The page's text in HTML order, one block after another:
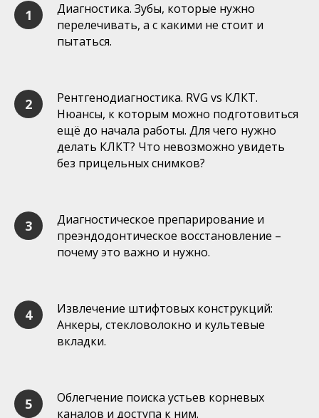
Диагностика. Зубы, которые нужно
перелечивать, а с какими не стоит и
пытаться.
Рентгенодиагностика. RVG vs КЛКТ.
Нюансы, к которым можно подготовиться
ещё до начала работы. Для чего нужно
делать КЛКТ? Что невозможно увидеть
без прицельных снимков?
Диагностическое препарирование и
преэндодонтическое восстановление –
почему это важно и нужно.
Извлечение штифтовых конструкций:
Анкеры, стекловолокно и культевые
вкладки.
Облегчение поиска устьев корневых
каналов и доступа к ним.